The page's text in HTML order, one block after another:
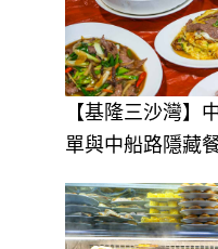
【基隆三沙灣】
單與中船路隱藏